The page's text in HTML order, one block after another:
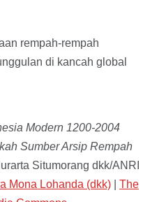
rempah-rempah
di kancah global
Modern 1200-2004
Sumber Arsip Rempah
Situmorang dkk/ANRI
Mona Lohanda (dkk)
The